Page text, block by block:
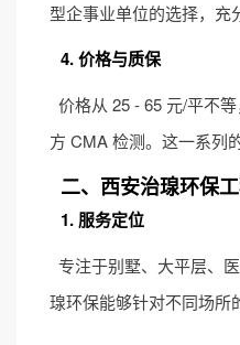
型企事业单位的选择，充
4. 价格与质保
价格从 25 - 65 元/平不
方 CMA 检测。这一系列
二、西安治瑔环保
1. 服务定位
专注于别墅、大平层、
瑔环保能够针对不同场所